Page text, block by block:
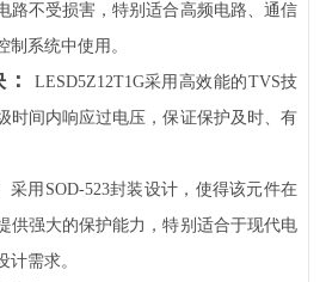
路不受损害，特别适合高频电路、通信
制系统中使用。
LESD5Z12T1G采用高效能的TVS技
时间内响应过电压，保证保护及时、有
采用 SOD-523封装设计，使得该元件在
供强大的保护能力，特别适合于现代电
计需求。